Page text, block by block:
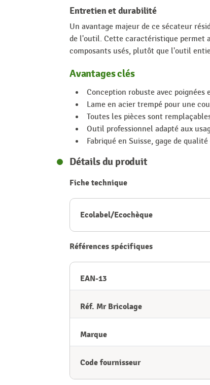
Entretien et durabilité
Un avantage majeur de ce sécateur
de l'outil. Cette caractéristique permet
composants usés, plutôt que l'outil
Avantages clés
Conception robuste avec poignées
Lame en acier trempé pour une
Toutes les pièces sont
Outil professionnel adapté aux
Fabriqué en Suisse, gage de
Détails du produit
Fiche technique
Ecolabel/Ecochèque
Références spécifiques
EAN-13
Réf. Mr Bricolage
Marque
Code fournisseur